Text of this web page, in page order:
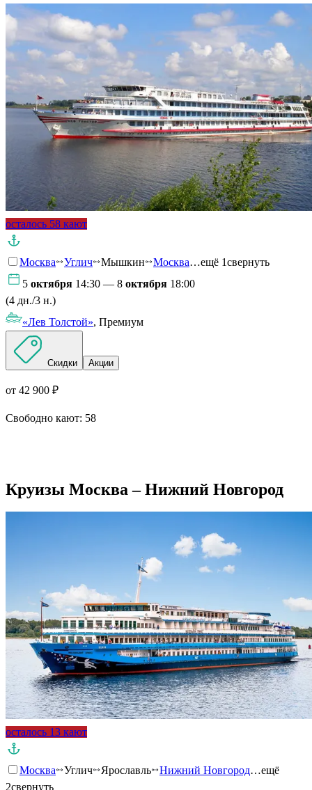
осталось 58 кают
Москва Углич Мышкин Москва…ещё 1свернуть
5 октября 14:30 — 8 октября 18:00
(4 дн./3 н.)
«Лев Толстой», Премиум
Скидки Акции
от 42 900 ₽
Свободно кают: 58
Круизы Москва – Нижний Новгород
осталось 13 кают
Москва Углич Ярославль Нижний Новгород…ещё
2свернуть